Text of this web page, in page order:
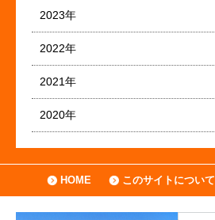
2023年
2022年
2021年
2020年
HOME このサイトについて